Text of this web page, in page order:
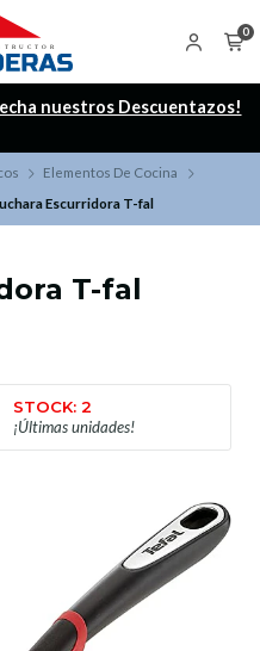
0
nuestros Descuentazos!
Elementos De Cocina
Escurridora T-fal
T-fal
STOCK: 2
¡Últimas unidades!